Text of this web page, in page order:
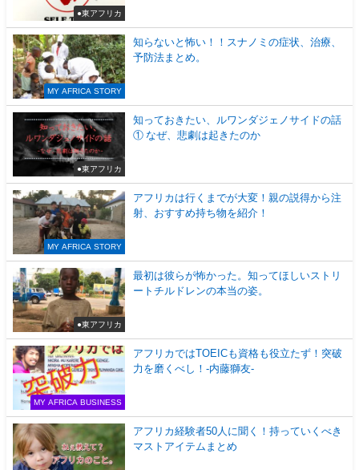
●東アフリカ
MY AFRICA STORY
知らないと怖い！！スナノミの症状、治療、
予防法まとめ。
●東アフリカ
知っておきたい、ルワンダジェノサイドの話
① なぜ、悲劇は起きたのか
MY AFRICA STORY
アフリカは行くまでが大変！親の説得から注
射、おすすめ持ち物を紹介！
●東アフリカ
最初は彼らが怖かった。知ってほしいストリ
ートチルドレンの本当の姿。
MY AFRICA BUSINESS
アフリカではTOEICも資格も役立たず！突破
力を磨くべし！-内藤獅友-
アフリカ経験者50人に聞く！持っていくべき
マストアイテムまとめ